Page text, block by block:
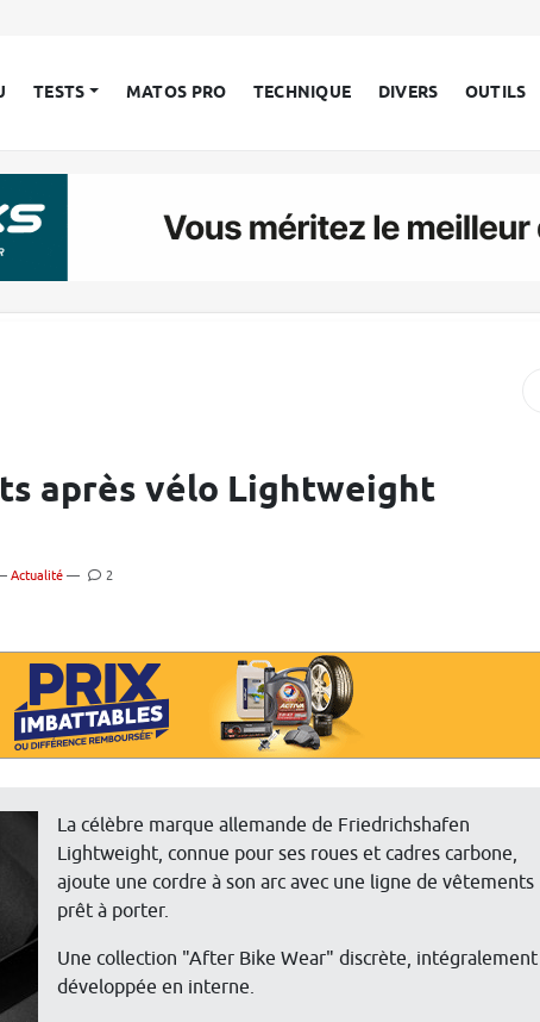
TESTS MATOS PRO TECHNIQUE DIVERS OUTILS
après vélo Lightweight
Actualité — 2
La célèbre marque allemande de Friedrichshafen
Lightweight, connue pour ses roues et cadres carbone,
ajoute une cordre à son arc avec une ligne de vêtements
prêt à porter.
Une collection "After Bike Wear" discrète, intégralement
développée en interne.